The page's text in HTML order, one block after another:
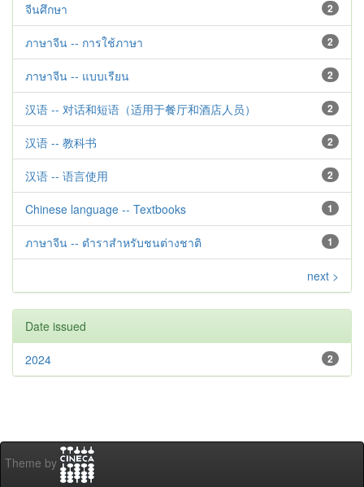
2
จีนศึกษา
2
ภาษาจีน -- การใช้ภาษา
2
ภาษาจีน -- แบบเรียน
2
汉语 -- 对话和短语（适用于餐厅和酒店人员）
2
汉语 -- 教科书
2
汉语 -- 语言使用
1
Chinese language -- Textbooks
1
ภาษาจีน -- ตำราสำหรับชนต่างชาติ
next >
Date issued
2
2024
Theme by